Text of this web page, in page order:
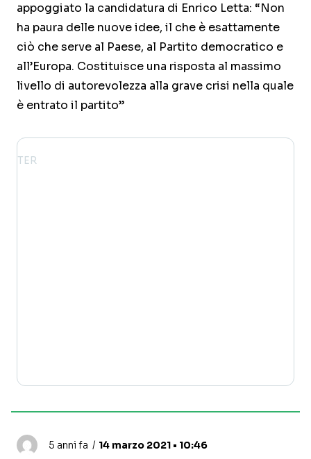
appoggiato la candidatura di Enrico Letta: “Non
ha paura delle nuove idee, il che è esattamente
ciò che serve al Paese, al Partito democratico e
all’Europa. Costituisce una risposta al massimo
livello di autorevolezza alla grave crisi nella quale
è entrato il partito”
5 anni fa 14 marzo 2021 • 10:46